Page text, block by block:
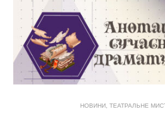
НОВИНИ, ТЕАТРАЛЬНЕ